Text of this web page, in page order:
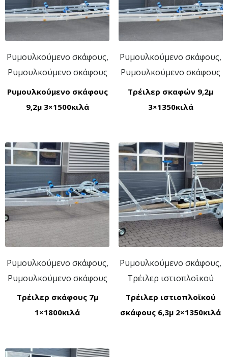
Ρυμουλκούμενο σκάφους,
Ρυμουλκούμενο σκάφους
Ρυμουλκούμενο σκάφους
9,2μ 3×1500κιλά
Ρυμουλκούμενο σκάφους,
Ρυμουλκούμενο σκάφους
Τρέιλερ σκαφών 9,2μ
3×1350κιλά
Ρυμουλκούμενο σκάφους,
Ρυμουλκούμενο σκάφους
Τρέιλερ σκάφους 7μ
1×1800κιλά
Ρυμουλκούμενο σκάφους,
Τρέιλερ ιστιοπλοϊκού
Τρέιλερ ιστιοπλοϊκού
σκάφους 6,3μ 2×1350κιλά